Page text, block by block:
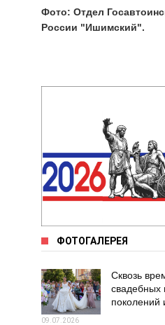
Фото: Отдел
России "Ишимский".
ФОТОГАЛЕРЕЯ
Сквозь
свадебных
поколений
09.07.2026